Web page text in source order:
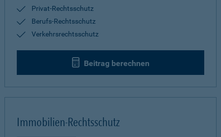
Privat-Rechtsschutz
Berufs-Rechtsschutz
Verkehrsrechtsschutz
Beitrag berechnen
Immobilien-Rechtsschutz